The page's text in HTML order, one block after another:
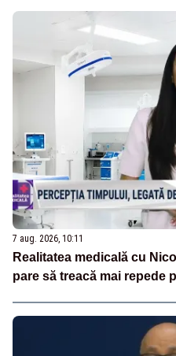
7 aug. 2026, 10:11
Realitatea medicală cu
pare să treacă mai repede